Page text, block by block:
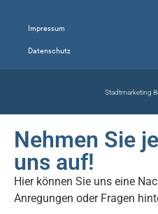
Impressum
Datenschutz
Stadtmarketing
Nehmen Sie
uns auf!
Hier können Sie uns eine
Anregungen oder Fragen